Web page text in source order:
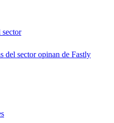
sector
del sector opinan de Fastly